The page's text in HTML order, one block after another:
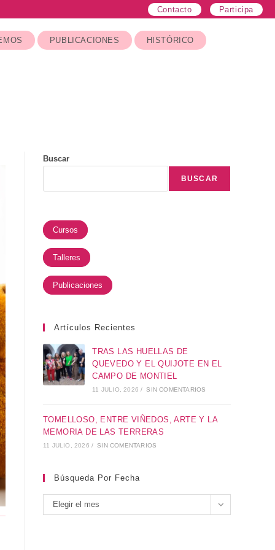
Contacto Participa
PUBLICACIONES HISTÓRICO
Buscar
BUSCAR
Cursos
Talleres
Publicaciones
Artículos Recientes
TRAS LAS HUELLAS DE
QUEVEDO Y EL QUIJOTE EN EL
CAMPO DE MONTIEL
11 JULIO, 2026 / SIN COMENTARIOS
TOMELLOSO, ENTRE VIÑEDOS, ARTE Y LA
MEMORIA DE LAS TERRERAS
11 JULIO, 2026 / SIN COMENTARIOS
Búsqueda Por Fecha
Elegir el mes